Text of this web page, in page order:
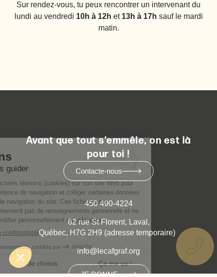
Sur rendez-vous, tu peux rencontrer un intervenant du
lundi au vendredi 10h à 12h et 13h à 17h sauf le mardi
matin.
Avant que tout s'emmêle, on est là
pour toi !
Contacte-nous
450 490-4224
62 rue St Florent, Laval,
Québec, H7G 2H9 (adresse temporaire)
info@lecafgraf.org
JE DONNE